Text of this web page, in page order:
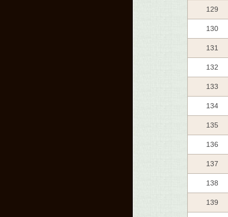
129
130
131
132
133
134
135
136
137
138
139